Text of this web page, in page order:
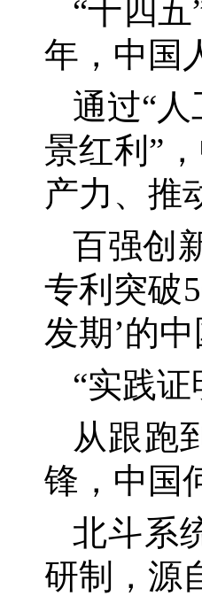
“十四
年，中国
通过“
景红利”
产力、推
百强创
专利突破
发期’的
“实践证
从跟跑
锋，中国
北斗系
研制，源